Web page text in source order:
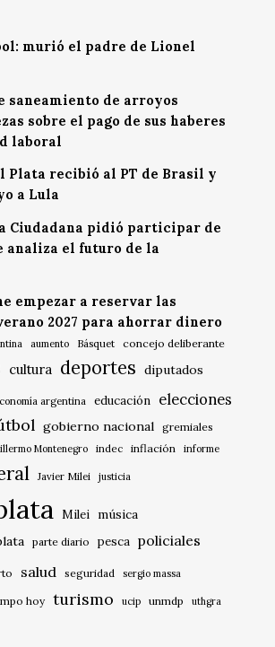
murió el padre de Lionel
saneamiento de arroyos
sobre el pago de sus haberes
laboral
Plata recibió al PT de Brasil y
a Lula
Ciudadana pidió participar de
analiza el futuro de la
empezar a reservar las
2027 para ahorrar dinero
aumento Básquet concejo deliberante
cultura deportes diputados
argentina educación elecciones
gobierno nacional gremiales
Montenegro indec inflación informe
Javier Milei justicia
Milei música
parte diario pesca policiales
salud seguridad sergio massa
hoy turismo ucip unmdp
uthgra